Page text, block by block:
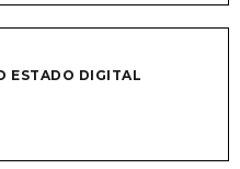
ESTADO DIGITAL